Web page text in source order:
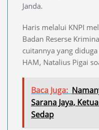
Janda.
Haris melalui KNPI
Badan Reserse
cuitannya yang
HAM, Natalius Pigai
Baca Juga:
Sarana Jaya,
Sedap